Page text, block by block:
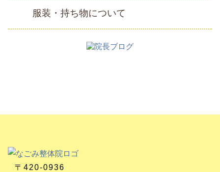
服装・持ち物について
〒420-0936